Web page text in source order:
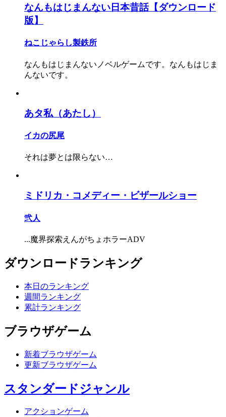
なんもはじまんない日本昔話【ダウンロード
版】
ねこじゃらし製鉄所
なんもはじまんないノベルゲームです。なんもはじま
んないです。
あタ私（あたし）
イカの尻尾
それは夢とは限らない…
ミドリカ・コメディー・ビザールショー
弐人
...魔界探索えんがちょホラーADV
ダウンロードランキング
本日のランキング
週間ランキング
累計ランキング
ブラウザゲーム
新着ブラウザゲーム
更新ブラウザゲーム
スタンダードジャンル
アクションゲーム